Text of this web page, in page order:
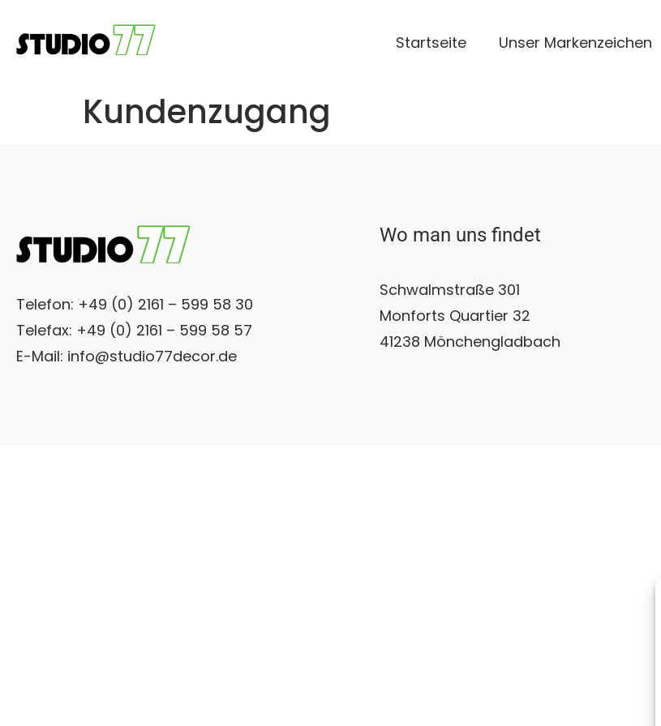
Startseite Unser Markenzeichen
Kundenzugang
Telefon: +49 (0) 2161 – 599 58 30
Telefax: +49 (0) 2161 – 599 58 57
E-Mail: info@studio77decor.de
Wo man uns findet
Schwalmstraße 301
Monforts Quartier 32
41238 Mönchengladbach